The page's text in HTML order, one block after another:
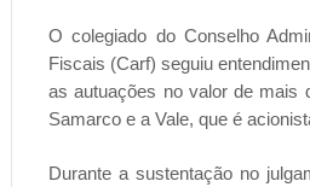
O colegiado do Conselho
Fiscais (Carf) seguiu
as autuações no valor de mais
Samarco e a Vale, que é
Durante a sustentação no